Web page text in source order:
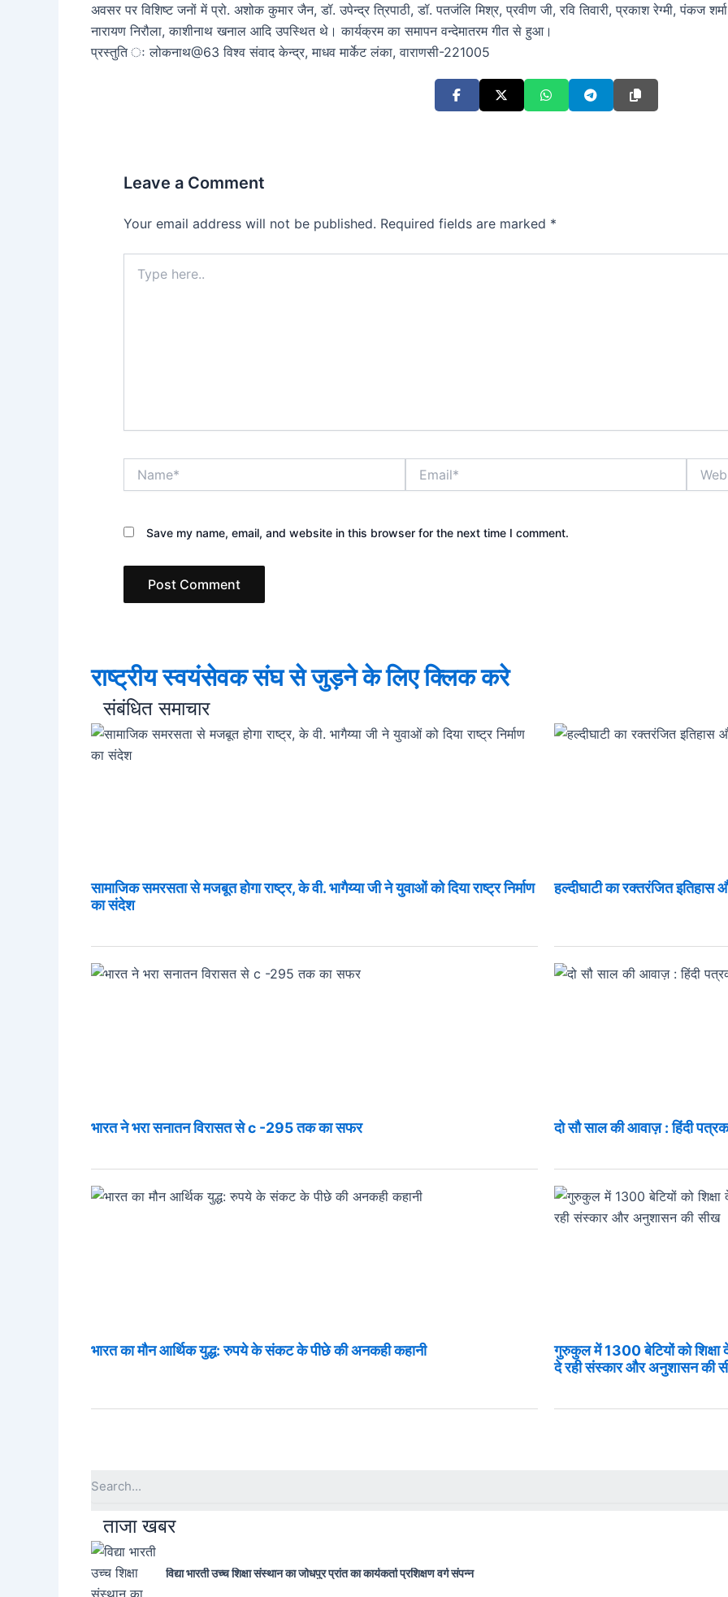
अवसर पर विशिष्ट जनों में प्रो. अशोक कुमार जैन, डॉ. उपेन्द्र त्रिपाठी, डॉ. पतजंलि मिश्र, प्रवीण जी, रवि तिवारी, प्रकाश रेग्मी, पंकज
नारायण निरौला, काशीनाथ खनाल आदि उपस्थित थे। कार्यक्रम का समापन वन्देमातरम गीत से हुआ।
प्रस्तुति ः लोकनाथ@63 विश्व संवाद केन्द्र, माधव मार्केट लंका, वाराणसी-221005
Leave a Comment
Your email address will not be published. Required fields are marked *
here..
Save my name, email, and website in this browser for the next time I comment.
राष्ट्रीय स्वयंसेवक संघ से जुड़ने के लिए क्लिक करे
संबंधित समाचार
सामाजिक समरसता से मजबूत होगा राष्ट्र, के वी. भागैय्या जी ने युवाओं को दिया राष्ट्र निर्माण
का संदेश
हल्दीघाटी का रक्तरंजित
भारत ने भरा सनातन विरासत से c -295 तक का सफर दो सौ साल की आवाज़ : हिंदी
भारत का मौन आर्थिक युद्ध: रुपये के संकट के पीछे की अनकही कहानी
गुरुकुल में 1300 बेटियों को शिक्षा
दे रही संस्कार और अनुशासन की
ताजा खबर
विद्या भारती उच्च शिक्षा संस्थान का जोधपुर प्रांत का कार्यकर्ता प्रशिक्षण वर्ग संपन्न